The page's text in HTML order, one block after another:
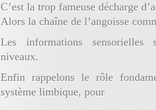
C’est la trop fameuse décharge
Alors la chaîne de l’angoisse
Les informations sensorielles
niveaux.
Enfin rappelons le rôle
système limbique, pour